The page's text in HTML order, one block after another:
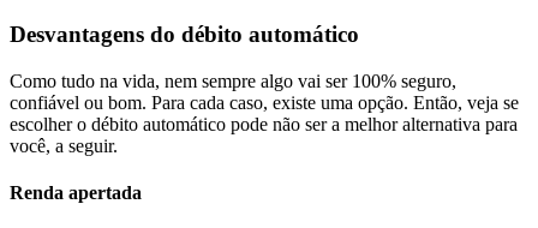
Desvantagens do débito automático
Como tudo na vida, nem sempre algo vai ser 100% seguro,
confiável ou bom. Para cada caso, existe uma opção. Então, veja se
escolher o débito automático pode não ser a melhor alternativa para
você, a seguir.
Renda apertada